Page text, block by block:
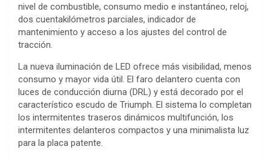
nivel de combustible, consumo medio e instantáneo, reloj,
dos cuentakilómetros parciales, indicador de
mantenimiento y acceso a los ajustes del control de
tracción.
La nueva iluminación de LED ofrece más visibilidad, menos
consumo y mayor vida útil. El faro delantero cuenta con
luces de conducción diurna (DRL) y está decorado por el
característico escudo de Triumph. El sistema lo completan
los intermitentes traseros dinámicos multifunción, los
intermitentes delanteros compactos y una minimalista luz
para la placa patente.